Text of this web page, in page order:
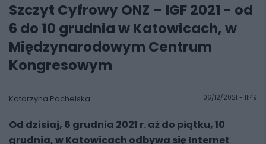
Szczyt Cyfrowy ONZ – IGF 2021 - od
6 do 10 grudnia w Katowicach, w
Międzynarodowym Centrum
Kongresowym
Katarzyna Pachelska 06/12/2021 - 11:49
Od dzisiaj, 6 grudnia 2021 r. aż do piątku, 10
grudnia, w Katowicach odbywa się Internet